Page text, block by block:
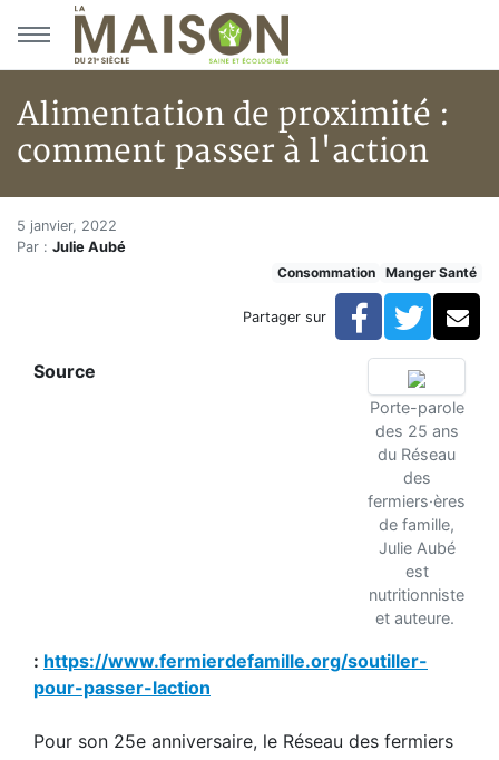
Aller au menu principal
Aller au contenu principal
Alimentation de proximité :
comment passer à l'action
Accueil
Articles
Alimentation de proximité : comment passer à l'action
Alimentation de proximité :
5 janvier, 2022
Par : Julie Aubé
Consommation
Manger Santé
Partager sur Facebook
Porte-parole
des 25 ans
du Réseau
des
fermiers·ères
de famille,
Julie Aubé
est
nutritionniste
et auteure.
Source
: https://www.fermierdefamille.org/soutiller-
pour-passer-laction
Pour son 25e anniversaire, le Réseau des fermiers